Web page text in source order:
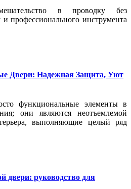
в проводку без
профессионального инструмента
Двери: Надежная Защита, Уют
функциональные элементы в
они являются неотъемлемой
выполняющие целый ряд
двери: руководство для